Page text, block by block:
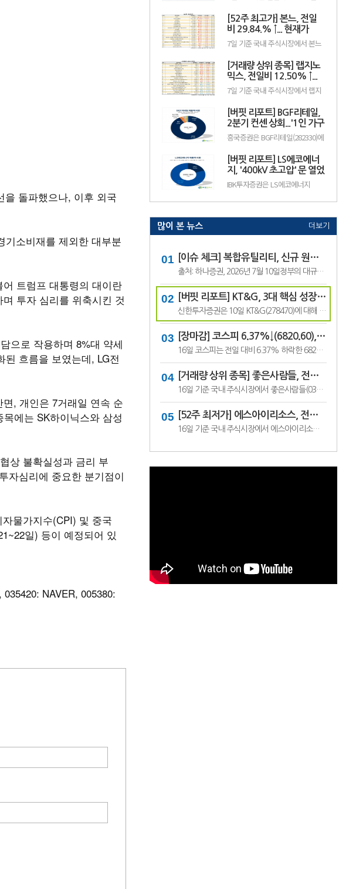
을 돌파했으나, 이후 외국
기소비재를 제외한 대부분
트럼프 대통령의 대이란
투자 심리를 위축시킨 것
으로 작용하며 8%대 약세
흐름을 보였는데, LG전
, 개인은 7거래일 연속 순
에는 SK하이닉스와 삼성
상 불확실성과 금리 부
자심리에 중요한 분기점이
물가지수(CPI) 및 중국
일) 등이 예정되어 있
NAVER, 005380:
프로비엠(247540, 10만7000원,
▲4500, 4.39%), LG에너지솔루션
(373220, 36만원, ▲1만5000,
4.35%), 한.
했다. 이날 개인과 기관은 각각
3451억원, 8880억원 순매수했고,
외국인은 1조2550억원 순매도했
다.코스닥은 전일비 2.86포인트
(0.36%) 하락한 798.81pt로 마쳤
했고, 외국인과 기관은 각각 2943
억원, 1049억원 순매도했다.임정
은 KB증권 연구원은 KB리서치 장
마감.
[52주 최고가] 본느, 전일
비 29.84.% ↑... 현재가
6200원
7일 기준 국내 주식시장에서 본느
(29.84%) 오른 6200원에 거래 중
이다.본느는 화장품 ODM·브랜드
사업을 영위하는 기업으로, 색조·
기초 화장품 등 뷰티 제품을 중심
으로 사업을 전개하고 있다. K뷰티
따라 주가 변동성이 나타날 수 있
다.이어 BGF리테일(282330, 15만
3100원, ▲1만9600, 1...
[거래량 상위 종목] 랩지노
믹스, 전일비 12.50% ↑...
현재가 882원
7일 기준 국내 주식시장에서 랩지
(12.50%) 오른 882원에 거래 중이
다.랩지노믹스는 분자진단 및 유전
체 분석 서비스를 제공하는 기업으
로, 진단키트와 임상 유전체 검사
등을 주요 사업으로 영위하고 있
수급 변화에 따라 주가 변동성이
나타날 수 있다.이어 폴라리스
AI(039980, 6...
[버핏 리포트] BGF리테일,
2분기 컨센 상회...'1인 가구
증가' '방한 외국인 소비 확
대' 구조적 수혜 전망 - 흥국
흥국증권은 BGF리테일(282330)에
대해 1~2인 가구 증가와 방한 외국
인 소비 확대에 따른 구조적 수혜
가 이어질 것으로 전망하며 투자의
견 ‘매수’를 유지했다. 목표주가는
기존 18만원에서 19만원으로 상향
했다. BGF리테일의 전일 종가는
연구원은 “1~2인 가구 증가에 따
[버핏 리포트] LS에코에너
지, '400kV 초고압' 문 열었
다...2027년 본격 수혜 기대
IBK투자증권은 LS에코에너지
덕트를 중심으로 안정적인 실적 성
초고압 케이블이 새로운 성장동력
으로 자리 잡을 전망이라며 투자의
견 '매수'를 유지하고 목표주가 7
너지의 전일 종가는 4만5550원이
다.김태현 IBK투자증권 연구원은
"올해 2분기 .
많이 본 뉴스 더보기
[이슈 체크] 복합유틸리티, 신규 원전 최대 4기 가능성…한국전력 장기 성장 기대
출처: 하나증권, 2026년 7월 10일정부의 대규모 산업 투자로 전력 수요가 늘어날 것으로 예상되면서 제12차 전력수급기본계획에 신규 원전과 액화천연가스(LNG) 발전 설비 확대가 포함될 가능성이 있다는 분석이 나왔다.올해 발표가 예상됐던 제12차 전력수급기본계획 최종안은 정부의 3대 메가프로젝트 관련 내용을 반영하면서 발표 시점이 늦.
[버핏 리포트] KT&G, 3대 핵심 성장 산업·신성장동력 통해 견조한 주가 기대 – 신한
신한투자증권은 10일 KT&G(278470)에 대해 3대 핵심 성장 산업(전자담배, 글로벌, 건기식)과 니코틴 파우치 등 신성장동력이 견조한 주가를 만들 것이라며, 투자의견 ‘매수’와 목표주가 22만원을 유지했다. KT&G의 전일 종가는 17만6400원이다.조상훈 신한투자증권 애널리스트는 “2분기 매출액 1조6630억원(+7.4%, 이하 전년동기대비), 영업...
[장마감] 코스피 6.37%↓(6820.60), 코스닥 4.53%↓(791.84)
16일 코스피는 전일 대비 6.37% 하락한 6820.60포인트로 마감했다. 이날 개인은 3조6606억원을 순매수했고 외국인과 기관은 각각 1조3920억원, 2조3682억원을 순매도했다.코스닥은 전일 대비 4.53% 내린 791.84포인트로 거래를 마쳤다. 개인은 4467억원을 순매수한 반면 외국인과 기관은 각각 3065억원, 1563억원을 순매도했다.임정은 KB증권 연구원은 KB리서...
[거래량 상위 종목] 좋은사람들, 전일비 29.90% ↑... 현재가 530원
16일 기준 국내 주식시장에서 좋은사람들(033340)이 전일비 ▲122원(29.90%) 오른 530원에 거래 중이다.좋은사람들은 내의류와 언더웨어 등을 제조·판매하는 의류 전문기업이다. 소비 경기와 브랜드 판매 흐름, 수급 변화에 따라 주가 변동성이 나타날 수 있다.이어 씨피시스템(413630, 3360원, ▲370, 12.37%), 조아제약(034940, 625원, ▲53, 9.27%), 웰크..
[52주 최저가] 에스아이리소스, 전일비 29.78.% ↓... 현재가 125원
16일 기준 국내 주식시장에서 에스아이리소스(065420)가 전일비 ▼53원(-29.78%) 내린 125원에 거래 중이다.에스아이리소스는 자원개발 및 에너지 관련 사업을 영위하는 기업으로, 원자재 가격과 에너지 수급 흐름에 따라 주가 변동성이 나타날 수 있다. 최근 투자심리 위축과 수급 변화가 맞물리며 52주 최저가를 기록한 것으로 보인다.이어 레몬..